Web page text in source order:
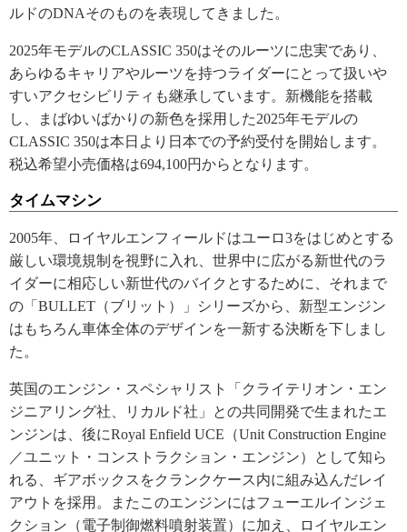
ルドのDNAそのものを表現してきました。
2025年モデルのCLASSIC 350はそのルーツに忠実であり、
あらゆるキャリアやルーツを持つライダーにとって扱いや
すいアクセシビリティも継承しています。新機能を搭載
し、まばゆいばかりの新色を採用した2025年モデルの
CLASSIC 350は本日より日本での予約受付を開始します。
税込希望小売価格は694,100円からとなります。
タイムマシン
2005年、ロイヤルエンフィールドはユーロ3をはじめとする
厳しい環境規制を視野に入れ、世界中に広がる新世代のラ
イダーに相応しい新世代のバイクとするために、それまで
の「BULLET（ブリット）」シリーズから、新型エンジン
はもちろん車体全体のデザインを一新する決断を下しまし
た。
英国のエンジン・スペシャリスト「クライテリオン・エン
ジニアリング社、リカルド社」との共同開発で生まれたエ
ンジンは、後にRoyal Enfield UCE（Unit Construction Engine
／ユニット・コンストラクション・エンジン）として知ら
れる、ギアボックスをクランクケース内に組み込んだレイ
アウトを採用。またこのエンジンにはフューエルインジェ
クション（電子制御燃料噴射装置）に加え、ロイヤルエン